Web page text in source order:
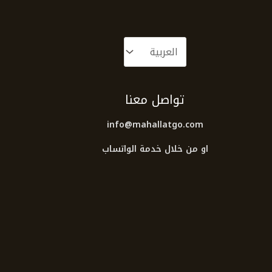
تواصل معنا
info@mahallatgo.com
او من خلال خدمة الواتساب